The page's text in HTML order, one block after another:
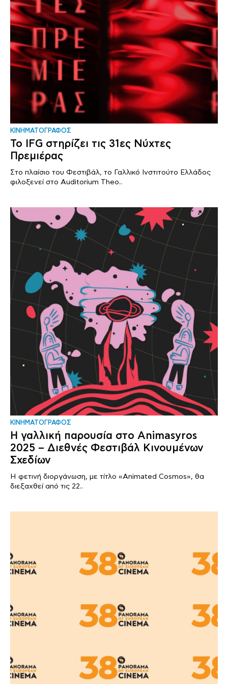
ΚΙΝΗΜΑΤΟΓΡΑΦΟΣ
Το IFG στηρίζει τις 31ες Νύχτες
Πρεμιέρας
Στο πλαίσιο του Φεστιβάλ, το Γαλλικό Ινστιτούτο Ελλάδος
φιλοξενεί στο Auditorium Theo..
ΚΙΝΗΜΑΤΟΓΡΑΦΟΣ
Η γαλλική παρουσία στο Animasyros
2025 – Διεθνές Φεστιβάλ Κινουμένων
Σχεδίων
Η φετινή διοργάνωση, με τίτλο «Animated Cosmos», θα
διεξαχθεί από τις 22..